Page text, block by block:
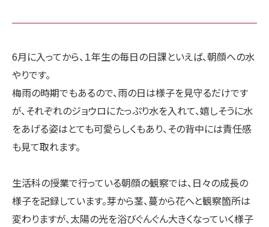
6月に入ってから、１年生の毎日の日課といえば、朝顔への水
やりです。
梅雨の時期でもあるので、雨の日は様子を見守るだけです
が、それぞれのジョウロにたっぷり水を入れて、嬉しそうに水
をあげる姿はとても可愛らしくもあり、その背中には責任感
も見て取れます。
生活科の授業で行っている朝顔の観察では、日々の成長の
様子を記録しています。芽から茎、蔓から花へと観察箇所は
変わりますが、太陽の光を浴びぐんぐん大きくなっていく様子